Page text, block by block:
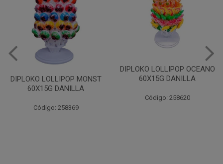
DIPLOKO LOLLIPOP MONST
60X15G DANILLA
Código: 258369
DIPLOKO LOLLIPOP OCEANO
60X15G DANILLA
Código: 258620